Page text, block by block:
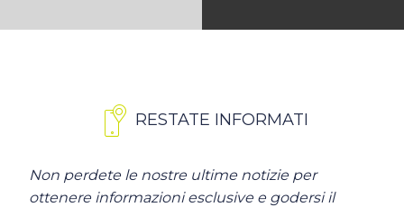
RESTATE INFORMATI
Non perdete le nostre ultime notizie per
ottenere informazioni esclusive e godersi il